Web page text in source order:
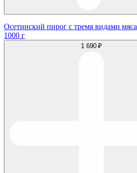
Осетинский пирог с тремя видами мяса
1000 г
1 690 ₽